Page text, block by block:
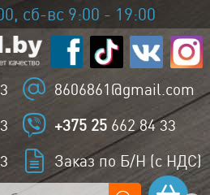
сб-вс 9:00 - 19:00
8606861@gmail.com
+375 25 662 84 33
Заказ по Б/Н (с НДС)